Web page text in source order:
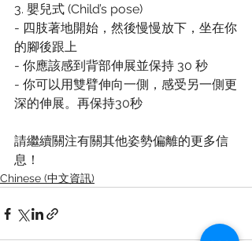
3. 嬰兒式 (Child’s pose)
- 四肢著地開始，然後慢慢放下，坐在你
的腳後跟上
- 你應該感到背部伸展並保持 30 秒
- 你可以用雙臂伸向一側，感受另一側更
深的伸展。再保持30秒
請繼續關注有關其他姿勢偏離的更多信
息！
Chinese (中文資訊)